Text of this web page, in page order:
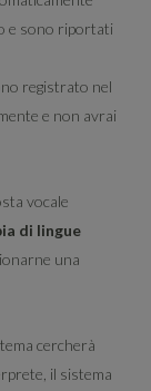
e sono riportati
registrato nel
e non avrai
vocale
di lingue
una
cercherà
il sistema